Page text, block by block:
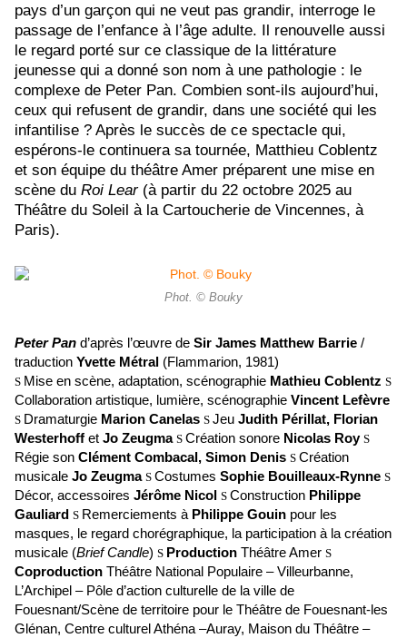
pays d’un garçon qui ne veut pas grandir, interroge le
passage de l’enfance à l’âge adulte. Il renouvelle aussi
le regard porté sur ce classique de la littérature
jeunesse qui a donné son nom à une pathologie : le
complexe de Peter Pan. Combien sont-ils aujourd’hui,
ceux qui refusent de grandir, dans une société qui les
infantilise ? Après le succès de ce spectacle qui,
espérons-le continuera sa tournée, Matthieu Coblentz
et son équipe du théâtre Amer préparent une mise en
scène du Roi Lear (à partir du 22 octobre 2025 au
Théâtre du Soleil à la Cartoucherie de Vincennes, à
Paris).
Phot. © Bouky
Peter Pan d’après l’œuvre de Sir James Matthew Barrie /
traduction Yvette Métral (Flammarion, 1981)
S Mise en scène, adaptation, scénographie Mathieu Coblentz S
Collaboration artistique, lumière, scénographie Vincent Lefèvre
S Dramaturgie Marion Canelas S Jeu Judith Périllat, Florian
Westerhoff et Jo Zeugma S Création sonore Nicolas Roy S
Régie son Clément Combacal, Simon Denis S Création
musicale Jo Zeugma S Costumes Sophie Bouilleaux-Rynne S
Décor, accessoires Jérôme Nicol S Construction Philippe
Gauliard S Remerciements à Philippe Gouin pour les
masques, le regard chorégraphique, la participation à la création
musicale (Brief Candle) S Production Théâtre Amer S
Coproduction Théâtre National Populaire – Villeurbanne,
L’Archipel – Pôle d’action culturelle de la ville de
Fouesnant/Scène de territoire pour le Théâtre de Fouesnant-les
Glénan, Centre culturel Athéna –Auray, Maison du Théâtre –